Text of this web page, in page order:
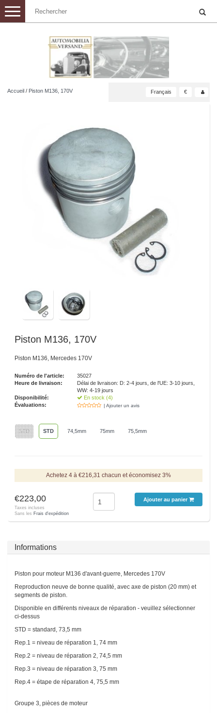
Toggle
navigation
Accueil / Piston M136, 170V Français €
Piston M136, 170V
Piston M136, Mercedes 170V
Numéro de l'article:
35027
Heure de livraison:
Délai de livraison: D: 2-4 jours, de l'UE: 3-10 jours,
WW: 4-19 jours
Disponibilité:
En stock (4)
Évaluations:
| Ajouter un avis
STD STD 74,5mm 75mm 75,5mm
Achetez 4 à €216,31 chacun et économisez 3%
€223,00
Taxes incluses
Sans les Frais d'expédition
Ajouter au panier
Informations
Piston pour moteur M136 d'avant-guerre, Mercedes 170V
Reproduction neuve de bonne qualité, avec axe de piston (20 mm) et
segments de piston.
Disponible en différents niveaux de réparation - veuillez sélectionner
ci-dessus
STD = standard, 73,5 mm
Rep.1 = niveau de réparation 1, 74 mm
Rep.2 = niveau de réparation 2, 74,5 mm
Rep.3 = niveau de réparation 3, 75 mm
Rep.4 = étape de réparation 4, 75,5 mm
Groupe 3, pièces de moteur